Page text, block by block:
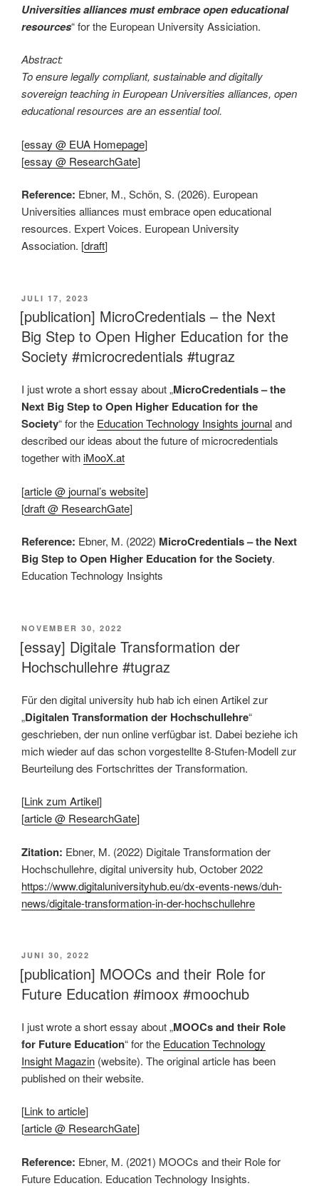
Universities alliances must embrace open educational
resources“ for the European University Assiciation.
Abstract:
To ensure legally compliant, sustainable and digitally
sovereign teaching in European Universities alliances, open
educational resources are an essential tool.
[essay @ EUA Homepage]
[essay @ ResearchGate]
Reference: Ebner, M., Schön, S. (2026). European
Universities alliances must embrace open educational
resources. Expert Voices. European University
Association. [draft]
VERÖFFENTLICHT
AM
JULI 17, 2023
[publication] MicroCredentials – the Next
Big Step to Open Higher Education for the
Society #microcredentials #tugraz
I just wrote a short essay about „MicroCredentials – the
Next Big Step to Open Higher Education for the
Society“ for the Education Technology Insights journaland
described our ideas about the future of microcredentials
together withiMooX.at
[article @ journal’s website]
[draft @ ResearchGate]
Reference: Ebner, M. (2022) MicroCredentials – the Next
Big Step to Open Higher Education for the Society.
Education Technology Insights
VERÖFFENTLICHT
AM
NOVEMBER 30, 2022
[essay] Digitale Transformation der
Hochschullehre #tugraz
Für den digital university hub hab ich einen Artikel zur
„Digitalen Transformation der Hochschullehre“
geschrieben, der nun online verfügbar ist. Dabei beziehe ich
mich wieder auf das schon vorgestellte 8-Stufen-Modell zur
Beurteilung des Fortschrittes der Transformation.
[Link zum Artikel]
[article @ ResearchGate]
Zitation: Ebner, M. (2022) Digitale Transformation der
Hochschullehre, digital university hub, October 2022
https://www.digitaluniversityhub.eu/dx-events-news/duh-
news/digitale-transformation-in-der-hochschullehre
VERÖFFENTLICHT
AM
JUNI 30, 2022
[publication] MOOCs and their Role for
Future Education #imoox #moochub
I just wrote a short essay about „MOOCs and their Role
for Future Education“ for the Education Technology
Insight Magazin (website). The original article has been
published on their website.
[Link to article]
[article @ ResearchGate]
Reference: Ebner, M. (2021) MOOCs and their Role for
Future Education. Education Technology Insights.